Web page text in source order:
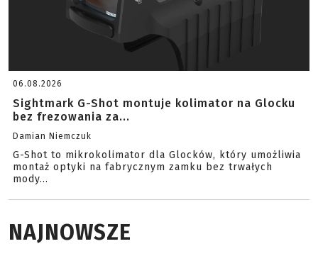
06.08.2026
Sightmark G-Shot montuje kolimator na Glocku
bez frezowania za...
Damian Niemczuk
G-Shot to mikrokolimator dla Glocków, który umożliwia
montaż optyki na fabrycznym zamku bez trwałych
mody...
NAJNOWSZE